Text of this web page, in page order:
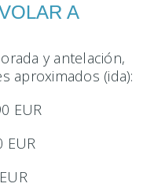
A
y antelación,
aproximados (ida):
EUR
EUR